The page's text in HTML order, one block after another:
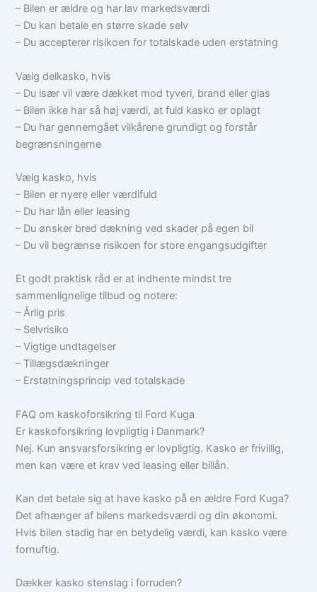
– Bilen er ældre og har lav markedsværdi
– Du kan betale en større skade selv
– Du accepterer risikoen for totalskade uden erstatning
Vælg delkasko, hvis
– Du især vil være dækket mod tyveri, brand eller glas
– Bilen ikke har så høj værdi, at fuld kasko er oplagt
– Du har gennemgået vilkårene grundigt og forstår
begrænsningerne
Vælg kasko, hvis
– Bilen er nyere eller værdifuld
– Du har lån eller leasing
– Du ønsker bred dækning ved skader på egen bil
– Du vil begrænse risikoen for store engangsudgifter
Et godt praktisk råd er at indhente mindst tre
sammenlignelige tilbud og notere:
– Årlig pris
– Selvrisiko
– Vigtige undtagelser
– Tillægsdækninger
– Erstatningsprincip ved totalskade
FAQ om kaskoforsikring til Ford Kuga
Er kaskoforsikring lovpligtig i Danmark?
Nej. Kun ansvarsforsikring er lovpligtig. Kasko er frivillig,
men kan være et krav ved leasing eller billån.
Kan det betale sig at have kasko på en ældre Ford Kuga?
Det afhænger af bilens markedsværdi og din økonomi.
Hvis bilen stadig har en betydelig værdi, kan kasko være
fornuftig.
Dækker kasko stenslag i forruden?